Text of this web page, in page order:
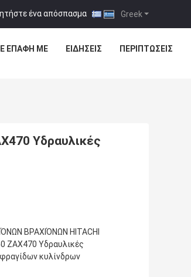
Greek
ένα απόσπασμα |
ΕΠΑΦΉ ΜΕ ΕΙΔΉΣΕΙΣ ΠΕΡΙΠΤΏΣΕΙΣ
Υδραυλικές
ΒΡΑΧΙΌΝΩΝ HITACHI
ZAX470 Υδραυλικές
κυλίνδρων